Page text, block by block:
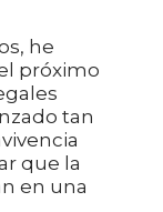
he
próximo
tan
que la
en una